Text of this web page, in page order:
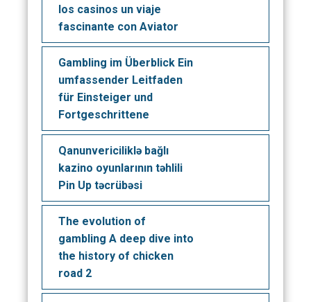
los casinos un viaje
fascinante con Aviator
Gambling im Überblick Ein
umfassender Leitfaden
für Einsteiger und
Fortgeschrittene
Qanunvericiliklə bağlı
kazino oyunlarının təhlili
Pin Up təcrübəsi
The evolution of
gambling A deep dive into
the history of chicken
road 2